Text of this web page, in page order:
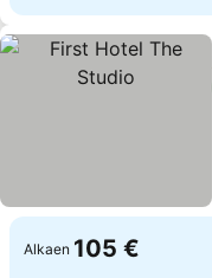
Alkaen 105 €